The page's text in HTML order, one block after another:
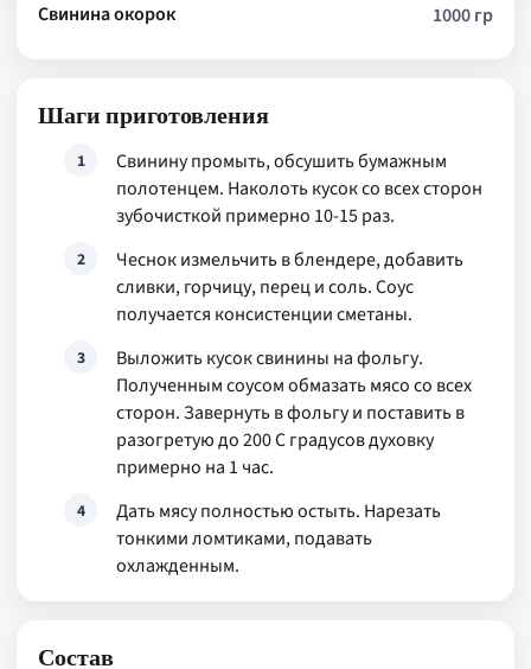
Свинина окорок 1000 гр
Шаги приготовления
1
Свинину промыть, обсушить бумажным
полотенцем. Наколоть кусок со всех сторон
зубочисткой примерно 10-15 раз.
2
Чеснок измельчить в блендере, добавить
сливки, горчицу, перец и соль. Соус
получается консистенции сметаны.
3
Выложить кусок свинины на фольгу.
Полученным соусом обмазать мясо со всех
сторон. Завернуть в фольгу и поставить в
разогретую до 200 С градусов духовку
примерно на 1 час.
4
Дать мясу полностью остыть. Нарезать
тонкими ломтиками, подавать
охлажденным.
Состав